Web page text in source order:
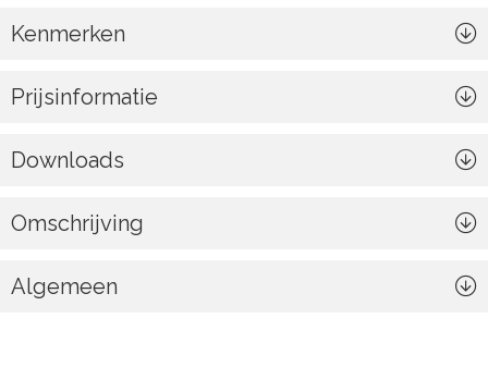
Kenmerken
Prijsinformatie
Downloads
Omschrijving
Algemeen